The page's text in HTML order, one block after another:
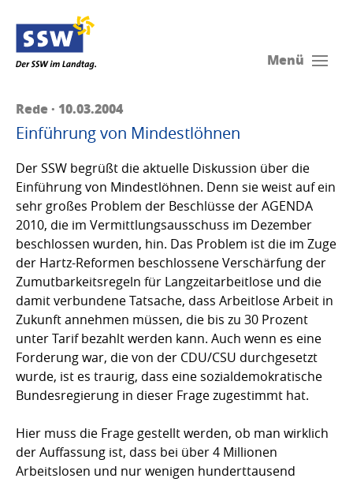
Menü
Rede · 10.03.2004
Einführung von Mindestlöhnen
Der SSW begrüßt die aktuelle Diskussion über die
Einführung von Mindestlöhnen. Denn sie weist auf ein
sehr großes Problem der Beschlüsse der AGENDA
2010, die im Vermittlungsausschuss im Dezember
beschlossen wurden, hin. Das Problem ist die im Zuge
der Hartz-Reformen beschlossene Verschärfung der
Zumutbarkeitsregeln für Langzeitarbeitlose und die
damit verbundene Tatsache, dass Arbeitlose Arbeit in
Zukunft annehmen müssen, die bis zu 30 Prozent
unter Tarif bezahlt werden kann. Auch wenn es eine
Forderung war, die von der CDU/CSU durchgesetzt
wurde, ist es traurig, dass eine sozialdemokratische
Bundesregierung in dieser Frage zugestimmt hat.
Hier muss die Frage gestellt werden, ob man wirklich
der Auffassung ist, dass bei über 4 Millionen
Arbeitslosen und nur wenigen hunderttausend